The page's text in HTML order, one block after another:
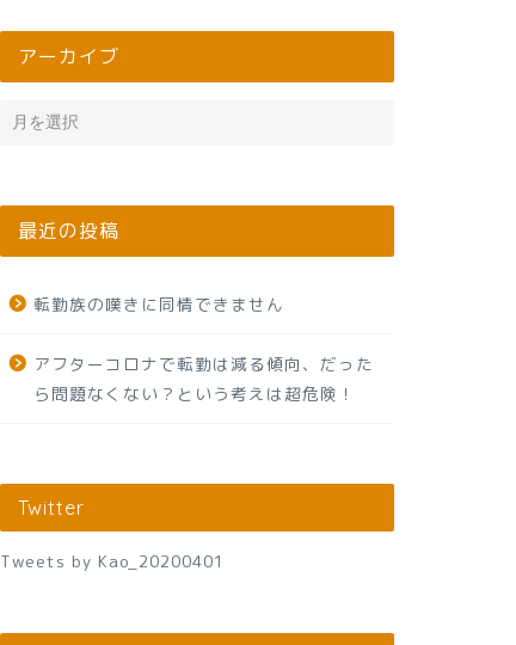
アーカイブ
最近の投稿
転勤族の嘆きに同情できません
アフターコロナで転勤は減る傾向、だった
ら問題なくない？という考えは超危険！
Twitter
Tweets by Kao_20200401